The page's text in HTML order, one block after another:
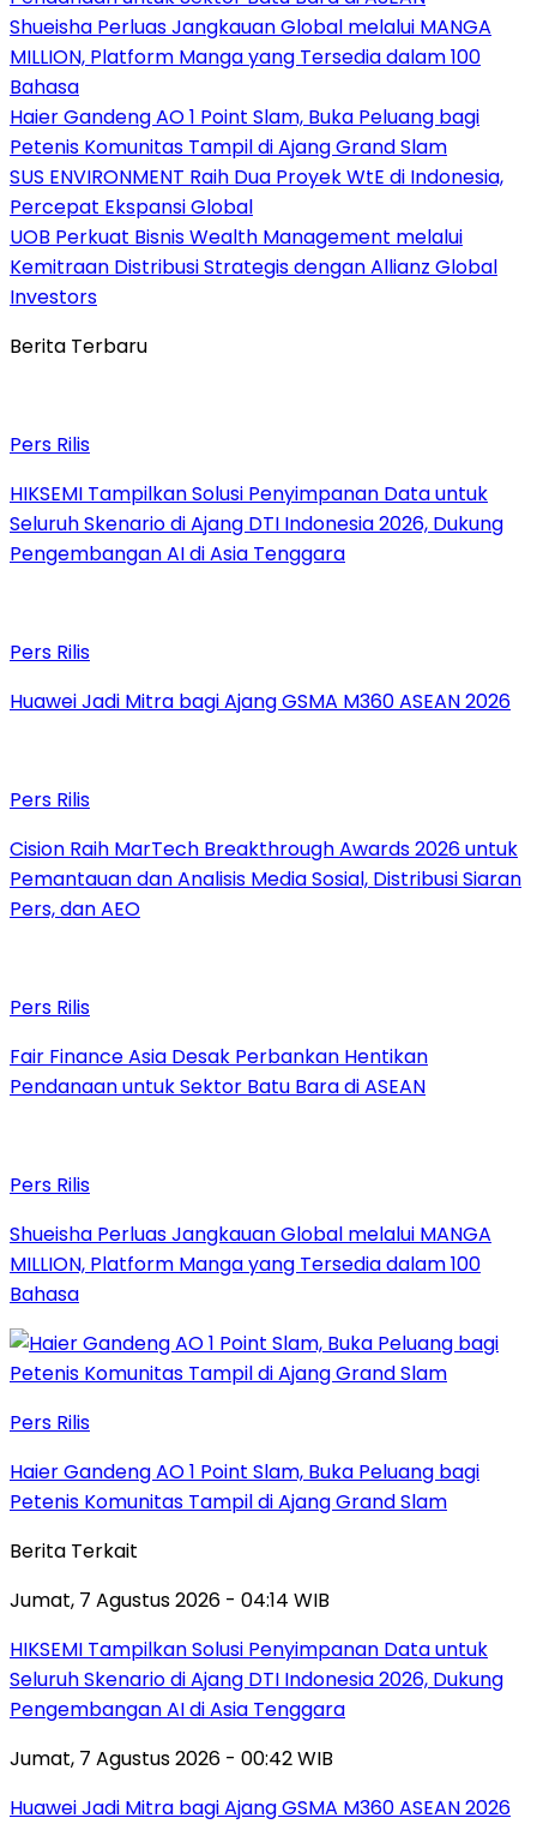
Shueisha Perluas Jangkauan Global melalui MANGA
MILLION, Platform Manga yang Tersedia dalam 100
Bahasa
Haier Gandeng AO 1 Point Slam, Buka Peluang bagi
Petenis Komunitas Tampil di Ajang Grand Slam
SUS ENVIRONMENT Raih Dua Proyek WtE di Indonesia,
Percepat Ekspansi Global
UOB Perkuat Bisnis Wealth Management melalui
Kemitraan Distribusi Strategis dengan Allianz Global
Investors
Berita Terbaru
Pers Rilis
HIKSEMI Tampilkan Solusi Penyimpanan Data untuk
Seluruh Skenario di Ajang DTI Indonesia 2026, Dukung
Pengembangan AI di Asia Tenggara
Pers Rilis
Huawei Jadi Mitra bagi Ajang GSMA M360 ASEAN 2026
Pers Rilis
Cision Raih MarTech Breakthrough Awards 2026 untuk
Pemantauan dan Analisis Media Sosial, Distribusi Siaran
Pers, dan AEO
Pers Rilis
Fair Finance Asia Desak Perbankan Hentikan
Pendanaan untuk Sektor Batu Bara di ASEAN
Pers Rilis
Shueisha Perluas Jangkauan Global melalui MANGA
MILLION, Platform Manga yang Tersedia dalam 100
Bahasa
Pers Rilis
Haier Gandeng AO 1 Point Slam, Buka Peluang bagi
Petenis Komunitas Tampil di Ajang Grand Slam
Berita Terkait
Jumat, 7 Agustus 2026 - 04:14 WIB
HIKSEMI Tampilkan Solusi Penyimpanan Data untuk
Seluruh Skenario di Ajang DTI Indonesia 2026, Dukung
Pengembangan AI di Asia Tenggara
Jumat, 7 Agustus 2026 - 00:42 WIB
Huawei Jadi Mitra bagi Ajang GSMA M360 ASEAN 2026